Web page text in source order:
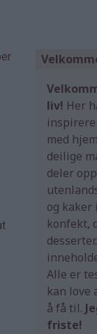
liv! Her
med
deilige
deler
og kaker
konfekt,
Alle er
kan love
å få til.
friste!